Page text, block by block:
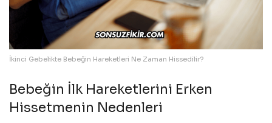
İkinci Gebelikte Bebeğin Hareketleri Ne Zaman Hissedilir?
Bebeğin İlk Hareketlerini Erken
Hissetmenin Nedenleri